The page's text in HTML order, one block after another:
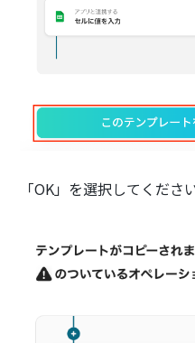
「OK」を選択してください